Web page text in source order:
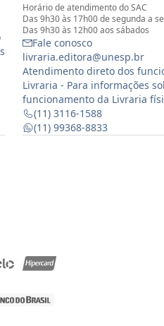
Horário de atendimento do SAC
Das 9h30 às 17h00 de segunda a
Das 9h30 às 12h00 aos sábados
Fale conosco
livraria.editora@unesp.br
Atendimento direto dos
Livraria - Para informações
funcionamento da Livraria
(11) 3116-1588
(11) 99368-8833